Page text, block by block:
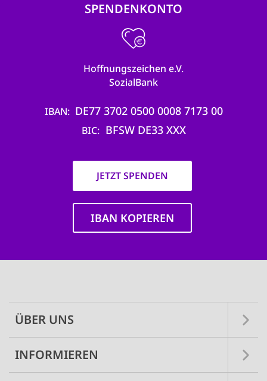
SPENDENKONTO
Hoffnungszeichen e.V.
SozialBank
IBAN DE77 3702 0500 0008 7173 00
BIC BFSW DE33 XXX
JETZT SPENDEN
IBAN KOPIEREN
ÜBER UNS
INFORMIEREN